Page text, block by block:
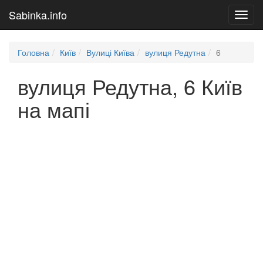
Sabinka.info
Головна Київ Вулиці Київа вулиця Редутна 6
вулиця Редутна, 6 Київ
на мапі